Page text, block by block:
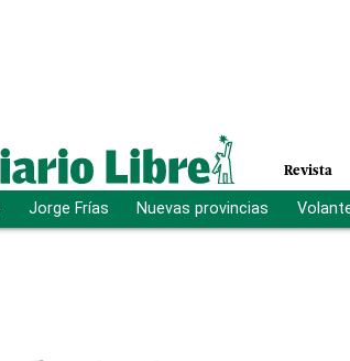
Revista
Jorge Frías Nuevas provincias